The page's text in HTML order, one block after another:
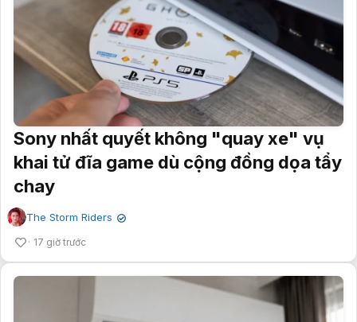
Sony nhất quyết không "quay xe" vụ
khai tử đĩa game dù cộng đồng dọa tẩy
chay
The Storm Riders ✔
17 giờ trước